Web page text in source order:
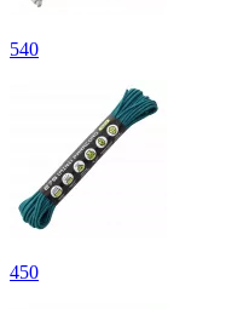
540
450